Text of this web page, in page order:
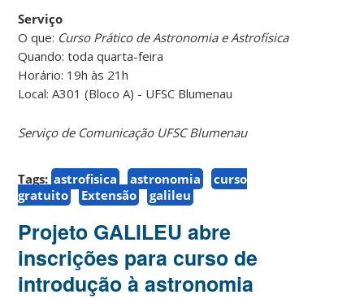
Serviço
O que: Curso Prático de Astronomia e Astrofísica
Quando: toda quarta-feira
Horário: 19h às 21h
Local: A301 (Bloco A) - UFSC Blumenau
Serviço de Comunicação UFSC Blumenau
Tags: astrofisica astronomia
curso
gratuito
Extensão galileu
Projeto GALILEU abre
inscrições para curso de
introdução à astronomia